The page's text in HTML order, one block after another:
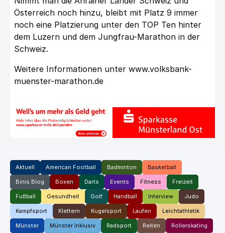
Österreich noch hinzu, bleibt mit Platz 9 immer
noch eine Platzierung unter den TOP Ten hinter
dem Luzern und dem Jungfrau-Marathon in der
Schweiz.
Weitere Informationen unter www.volksbank-
muenster-marathon.de
Aktuell American Football Badminton Basketball
Binis Blog Boxen Darts Events Fitness Freizeit
Fußball Gesundheit Golf Handball Interview Judo
Kampfsport Klettern Kugelsport Laufen Leichtathletik
Münster Münster Inklusiv Radsport Reiten Rollerskating